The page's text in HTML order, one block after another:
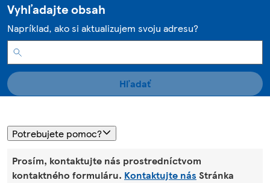
Vyhľadajte obsah
Napríklad, ako si aktualizujem svoju adresu?
Hľadať
Potrebujete pomoc?
Prosím, kontaktujte nás prostredníctvom
kontaktného formuláru. Kontaktujte nás Stránka